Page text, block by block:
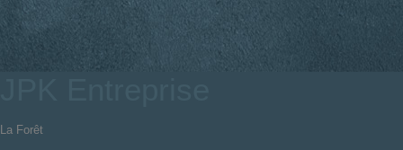
La Forêt